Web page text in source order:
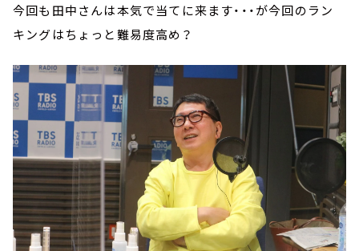
今回も田中さんは本気で当てに来ます・・・が今回のラン
キングはちょっと難易度高め？